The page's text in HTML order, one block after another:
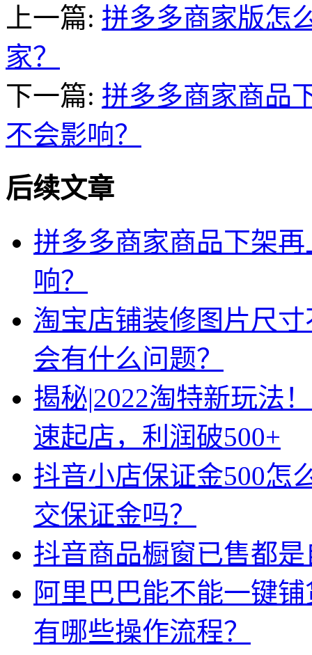
上一篇: 拼多多商家版怎
家？
下一篇: 拼多多商家商品
不会影响？
后续文章
拼多多商家商品下架
响？
淘宝店铺装修图片尺
会有什么问题？
揭秘|2022淘特新玩法
速起店，利润破500+
抖音小店保证金500怎
交保证金吗？
抖音商品橱窗已售都
阿里巴巴能不能一键
有哪些操作流程？